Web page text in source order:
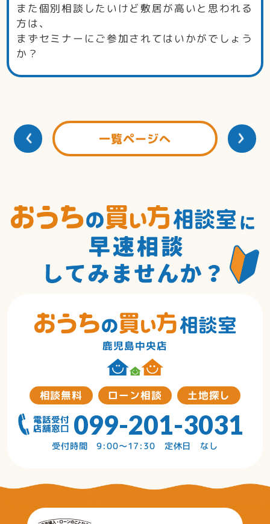
また個別相談したいけど敷居が高いと思われる
方は、
まずセミナーにご参加されてはいかがでしょう
か？
一覧ページへ
鹿児島中央店
相談無料 ローン相談 土地探し
099-201-3031
受付時間 9:00～17:30 定休日 なし